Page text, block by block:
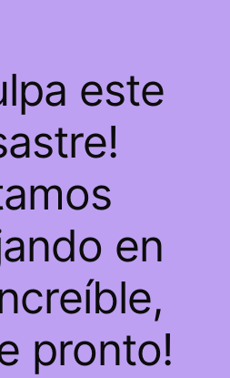
este
en
pronto!